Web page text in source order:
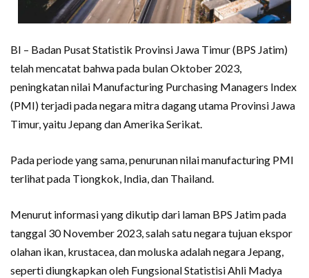
BI – Badan Pusat Statistik Provinsi Jawa Timur (BPS Jatim)
telah mencatat bahwa pada bulan Oktober 2023,
peningkatan nilai Manufacturing Purchasing Managers Index
(PMI) terjadi pada negara mitra dagang utama Provinsi Jawa
Timur, yaitu Jepang dan Amerika Serikat.
Pada periode yang sama, penurunan nilai manufacturing PMI
terlihat pada Tiongkok, India, dan Thailand.
Menurut informasi yang dikutip dari laman BPS Jatim pada
tanggal 30 November 2023, salah satu negara tujuan ekspor
olahan ikan, krustacea, dan moluska adalah negara Jepang,
seperti diungkapkan oleh Fungsional Statistisi Ahli Madya